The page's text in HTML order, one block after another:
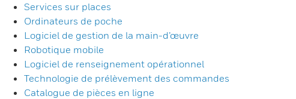
Services sur places
Ordinateurs de poche
Logiciel de gestion de la main-d’œuvre
Robotique mobile
Logiciel de renseignement opérationnel
Technologie de prélèvement des commandes
Catalogue de pièces en ligne